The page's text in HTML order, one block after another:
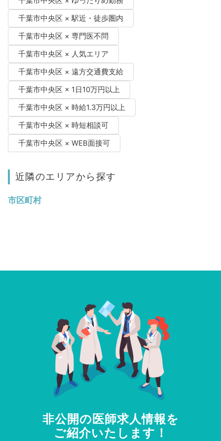
千葉市中央区 × 駅近・徒歩圏内
千葉市中央区 × 専門医不問
千葉市中央区 × 人気エリア
千葉市中央区 × 遠方交通費支給
千葉市中央区 × 1日10万円以上
千葉市中央区 × 時給1.3万円以上
千葉市中央区 × 時短相談可
千葉市中央区 × WEB面接可
近隣のエリアから探す
市区町村
非公開の医師求人情報を
ご紹介いたします！